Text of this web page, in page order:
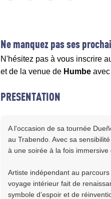
Ne manquez pas ses
N'hésitez pas à vous inscrire
et de la venue de Humbe avec
PRESENTATION
A l'occasion de sa tournée
au Trabendo. Avec sa
à une soirée à la fois
Artiste indépendant au
voyage intérieur fait de
symbole d’espoir et de